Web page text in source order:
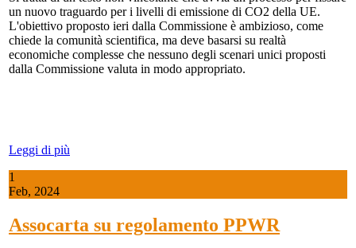
un nuovo traguardo per i livelli di emissione di CO2 della UE.
L'obiettivo proposto ieri dalla Commissione è ambizioso, come
chiede la comunità scientifica, ma deve basarsi su realtà
economiche complesse che nessuno degli scenari unici proposti
dalla Commissione valuta in modo appropriato.
Leggi di più
1
Feb, 2024
Assocarta su regolamento PPWR